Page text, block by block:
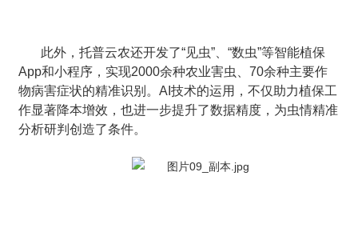
此外，托普云农还开发了“见虫”、“数虫”等智能植保
App和小程序，实现2000余种农业害虫、70余种主要作
物病害症状的精准识别。AI技术的运用，不仅助力植保工
作显著降本增效，也进一步提升了数据精度，为虫情精准
分析研判创造了条件。